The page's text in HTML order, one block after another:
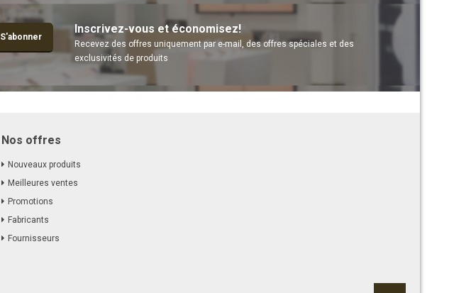
S'abonner
Inscrivez-vous et économisez!
Recevez des offres uniquement par e-mail, des offres spéciales et des
exclusivités de produits
Nos offres
Nouveaux produits
Meilleures ventes
Promotions
Fabricants
Fournisseurs